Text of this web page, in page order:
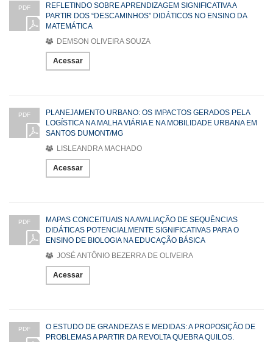
PDF
REFLETINDO SOBRE APRENDIZAGEM SIGNIFICATIVA A
PARTIR DOS “DESCAMINHOS” DIDÁTICOS NO ENSINO DA
MATEMÁTICA
DEMSON OLIVEIRA SOUZA
Acessar
PDF
PLANEJAMENTO URBANO: OS IMPACTOS GERADOS PELA
LOGÍSTICA NA MALHA VIÁRIA E NA MOBILIDADE URBANA EM
SANTOS DUMONT/MG
LISLEANDRA MACHADO
Acessar
PDF
MAPAS CONCEITUAIS NA AVALIAÇÃO DE SEQUÊNCIAS
DIDÁTICAS POTENCIALMENTE SIGNIFICATIVAS PARA O
ENSINO DE BIOLOGIA NA EDUCAÇÃO BÁSICA
JOSÉ ANTÔNIO BEZERRA DE OLIVEIRA
Acessar
PDF
O ESTUDO DE GRANDEZAS E MEDIDAS: A PROPOSIÇÃO DE
PROBLEMAS A PARTIR DA REVOLTA QUEBRA QUILOS.